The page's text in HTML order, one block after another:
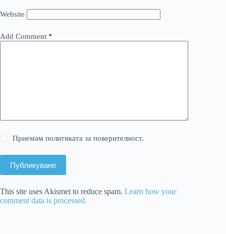
Website
Add Comment *
Приемам политиката за поверителност.
Публикуване
This site uses Akismet to reduce spam. Learn how your
comment data is processed.